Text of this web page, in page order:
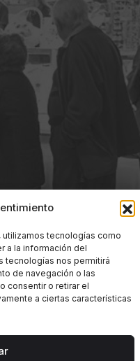
tecnologías como
a la información del
tecnologías nos permitirá
de navegación o las
consentir o retirar el
a ciertas características